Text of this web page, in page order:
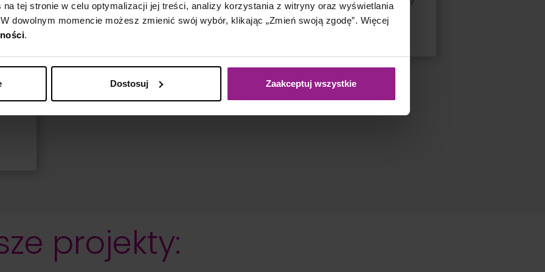
tej stronie w celu optymalizacji jej treści, analizy korzystania z witryny oraz wyświetlania
dowolnym momencie możesz zmienić swój wybór, klikając „Zmień swoją zgodę”. Więcej
.
Dostosuj Zaakceptuj wszystkie
i
statystykami i koniecznie – przykładami
z życia wziętymi!
nie jest już wyborem, a koniecznością?
projekty: